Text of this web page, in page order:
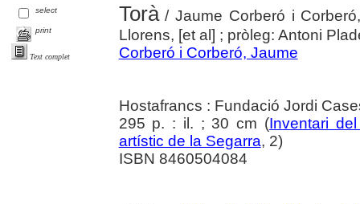
select
print
Text complet
Torà/ Jaume Corberó i
Llorens, [et al] ; pròleg: Antoni
Corberó i Corberó, Jaume
Hostafrancs : Fundació Jordi
295 p. : il. ; 30 cm (Inventari
artístic de la Segarra, 2)
ISBN 8460504084